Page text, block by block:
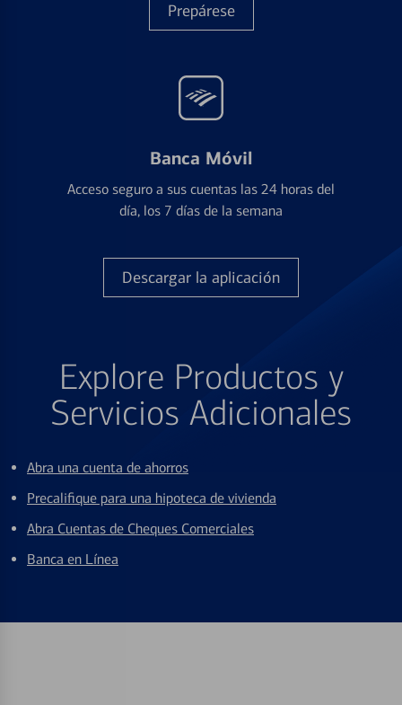
Prepárese
Banca Móvil
Acceso seguro a sus cuentas las 24 horas del
día, los 7 días de la semana
Descargar la aplicación
Explore Productos y
Servicios Adicionales
Abra una cuenta de ahorros
Precalifique para una hipoteca de vivienda
Abra Cuentas de Cheques Comerciales
Banca en Línea